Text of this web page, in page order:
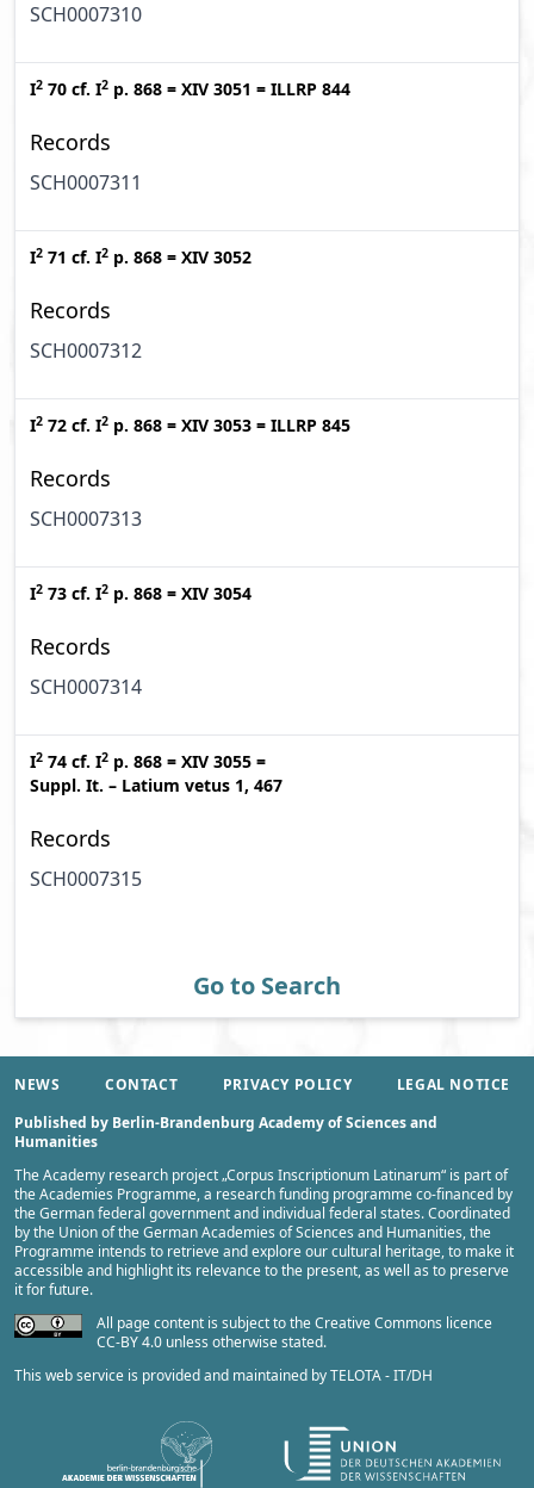
SCH0007310
I2 70 cf. I2 p. 868 = XIV 3051 = ILLRP 844
Records
SCH0007311
I2 71 cf. I2 p. 868 = XIV 3052
Records
SCH0007312
I2 72 cf. I2 p. 868 = XIV 3053 = ILLRP 845
Records
SCH0007313
I2 73 cf. I2 p. 868 = XIV 3054
Records
SCH0007314
I2 74 cf. I2 p. 868 = XIV 3055 =
Suppl. It. – Latium vetus 1, 467
Records
SCH0007315
Go to Search
NEWS CONTACT PRIVACY POLICY
LEGAL NOTICE
Published by Berlin-Brandenburg Academy of Sciences and
Humanities
The Academy research project „Corpus Inscriptionum Latinarum“ is part of
theAcademies Programme, a research funding programme co-financed by
the German federal government and individual federal states. Coordinated
by the Union of the German Academies of Sciences and Humanities, the
Programme intends to retrieve and explore our cultural heritage, to make it
accessible and highlight its relevance to the present, as well as to preserve
it for future.
All page content is subject to the Creative Commons licence
CC-BY 4.0 unless otherwise stated.
This web service is provided and maintained byTELOTA - IT/DH